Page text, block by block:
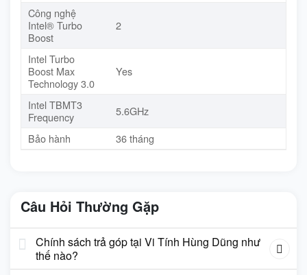
Công nghệ
Intel® Turbo
Boost
2
Intel Turbo
Boost Max
Technology 3.0
Yes
Intel TBMT3
Frequency
5.6GHz
Bảo hành
36 tháng
Câu Hỏi Thường Gặp
Chính sách trả góp tại Vi Tính Hùng Dũng như
thế nào?